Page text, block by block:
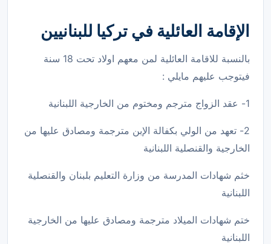
الإقامة العائلية في تركيا للبنانيين
بالنسبة للاقامة العائلية لمن معهم اولاد تحت 18 سنة
فيتوجب عليهم مايلي :
1- عقد الزواج مترجم ومختوم من الخارجية اللبنانية
2- تعهد من الولي بكفالة الإبن مترجمة ومصادق عليها من
الخارجية والقنصلية اللبنانية
خثم شهادات المدرسة من وزارة التعليم بلبنان والقنصلية
اللبنانية
ختم شهادات الميلاد مترجمة ومصادق عليها من الخارجية
اللبنانية